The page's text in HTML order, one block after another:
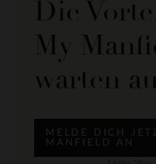
Die
My
warten
MELDE DICH
MANFIELD AN